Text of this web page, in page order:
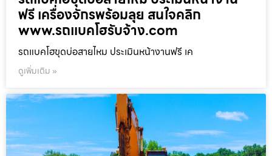
ฟรี เครื่องจักรพร้อมลุย สนใจคลิก
www.รถแบคโฮรับจ้าง.com
รถแบคโฮขุดบ่อสายไหม ประเมินหน้างานฟรี เค
ดูเพิ่มเติม »